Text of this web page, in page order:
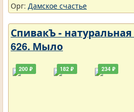
Орг: Дамское счастье
СпивакЪ -
626. Мыло
200 ₽ 182 ₽ 234 ₽